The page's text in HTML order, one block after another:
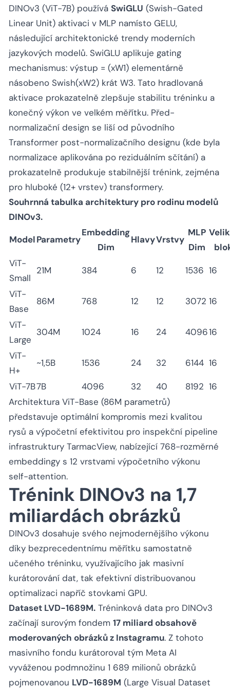
DINOv3 (ViT-7B) používá SwiGLU (Swish-Gated
Linear Unit) aktivaci v MLP namísto GELU,
následující architektonické trendy moderních
jazykových modelů. SwiGLU aplikuje gating
mechanismus: výstup = (xW1) elementárně
násobeno Swish(xW2) krát W3. Tato hradlovaná
aktivace prokazatelně zlepšuje stabilitu tréninku a
konečný výkon ve velkém měřítku. Před-
normalizační design se liší od původního
Transformer post-normalizačního designu (kde byla
normalizace aplikována po reziduálním sčítání) a
prokazatelně produkuje stabilnější trénink, zejména
pro hluboké (12+ vrstev) transformery.
Souhrnná tabulka architektury pro rodinu modelů
DINOv3.
ModelParametry
Embedding
Dim
HlavyVrstvy
MLP
Dim
ViT-
Small
21M 384 6 12 1536 16
ViT-
Base
86M 768 12 12 3072 16
ViT-
Large
304M 1024 16 24 409616
ViT-
H+
~1,5B 1536 24 32 6144 16
ViT-7B7B 4096 32 40 8192 16
Architektura ViT-Base (86M parametrů)
představuje optimální kompromis mezi kvalitou
rysů a výpočetní efektivitou pro inspekční pipeline
infrastruktury TarmacView, nabízející 768-rozměrné
embeddingy s 12 vrstvami výpočetního výkonu
self-attention.
Trénink DINOv3 na 1,7
miliardách obrázků
DINOv3 dosahuje svého nejmodernějšího výkonu
díky bezprecedentnímu měřítku samostatně
učeného tréninku, využívajícího jak masivní
kurátorování dat, tak efektivní distribuovanou
optimalizaci napříč stovkami GPU.
Dataset LVD-1689M. Tréninková data pro DINOv3
začínají surovým fondem 17 miliard obsahově
moderovaných obrázků z Instagramu. Z tohoto
masivního fondu kurátoroval tým Meta AI
vyváženou podmnožinu 1 689 milionů obrázků
pojmenovanou LVD-1689M (Large Visual Dataset